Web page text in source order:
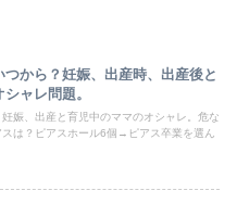
から？妊娠、出産時、出産後と
ャレ問題。
妊娠、出産と育児中のママのオシャレ。危な
は？ピアスホール6個→ピアス卒業を選ん